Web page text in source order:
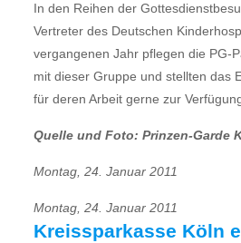
In den Reihen der
Vertreter des Deutschen
vergangenen Jahr pflegen die PG-
mit dieser Gruppe und stellten das
für deren Arbeit gerne zur
Quelle und Foto: Prinzen-Garde
Montag, 24. Januar 2011
Montag, 24. Januar 2011
Kreissparkasse Köln